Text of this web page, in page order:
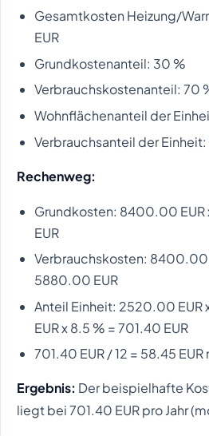
Gesamtkosten Heizung/
EUR
Grundkostenanteil: 30 %
Verbrauchskostenanteil: 70
Wohnflächenanteil der
Verbrauchsanteil der
Rechenweg:
Grundkosten: 8400.00
EUR
Verbrauchskosten: 8400.00
5880.00 EUR
Anteil Einheit: 2520.00
EUR x 8.5 % = 701.40 EUR
701.40 EUR / 12 = 58.45
Ergebnis: Der beispielhafte
liegt bei 701.40 EUR pro Jahr